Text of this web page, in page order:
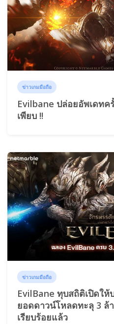
ข่าวเกมมือถือ
Evilbane ปล่อยอัพเดทค
เพียบ !!
ข่าวเกมมือถือ
EvilBane ทุบสถิติเปิดให้
ยอดดาวน์โหลดทะลุ 3 ล้านดาวน์โหลดเป็นที่
เรียบร้อยแล้ว